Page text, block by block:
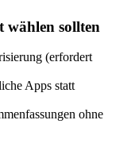
wählen sollten
(erfordert
Apps statt
ohne